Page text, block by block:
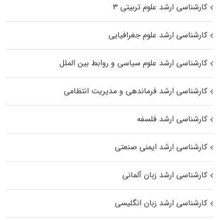
کارشناسی ارشد علوم تربیتی ۳
کارشناسی ارشد علوم جغرافیایی
کارشناسی ارشد علوم سیاسی و روابط بین الملل
کارشناسی ارشد فرماندهی و مدیریت انتظامی
کارشناسی ارشد فلسفه
کارشناسی ارشد ایمنی صنعتی
کارشناسی ارشد زبان آلمانی
کارشناسی ارشد زبان انگلیسی